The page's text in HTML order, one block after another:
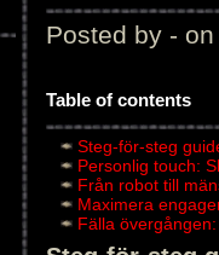
Posted by - on
Table of contents
Steg-för-steg
Personlig touch:
Från robot till
Maximera
Fälla